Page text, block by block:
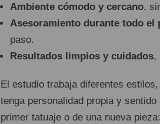
Ambiente cómodo y cercano,
Asesoramiento durante todo el
paso.
Resultados limpios y cuidados,
El estudio trabaja diferentes
tenga personalidad propia y
primer tatuaje o de una nueva